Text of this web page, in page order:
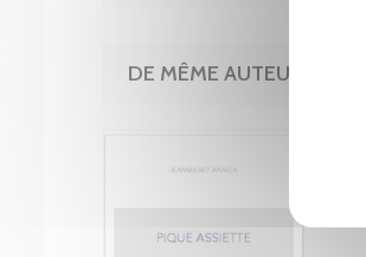
DE MÊME AUTEUR(E)